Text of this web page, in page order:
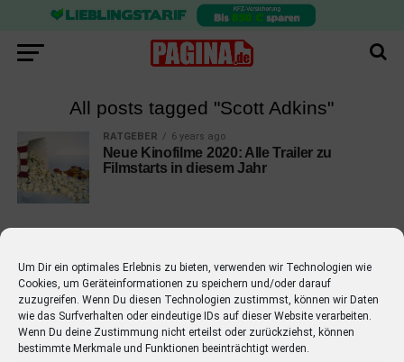
Um Dir ein optimales Erlebnis zu bieten, verwenden wir Technologien wie
Cookies, um Geräteinformationen zu speichern und/oder darauf
zuzugreifen. Wenn Du diesen Technologien zustimmst, können wir Daten
wie das Surfverhalten oder eindeutige IDs auf dieser Website verarbeiten.
Wenn Du deine Zustimmung nicht erteilst oder zurückziehst, können
bestimmte Merkmale und Funktionen beeinträchtigt werden.
All posts tagged "Scott Adkins"
RATGEBER 6 years ago
Neue Kinofilme 2020: Alle Trailer zu
Filmstarts in diesem Jahr
EMPFOHLEN
STARS 4 years ago
Barbara Schöneberger Moderatorin
von “Verstehen Sie Spaß?”